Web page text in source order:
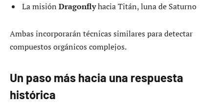
La misión Dragonflyhacia Titán, luna de Saturno
Ambas incorporarán técnicas similares para detectar
compuestos orgánicos complejos.
Un paso más hacia una respuesta
histórica